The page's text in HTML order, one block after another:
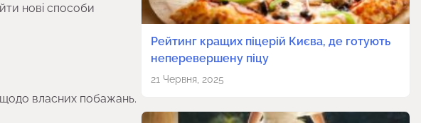
нові способи
щодо власних побажань.
Рейтинг кращих піцерій Києва, де готують
неперевершену піцу
21 Червня, 2025